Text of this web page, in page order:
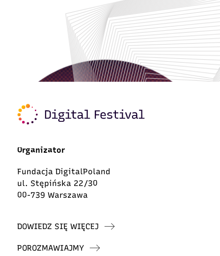
Organizator
Fundacja DigitalPoland
ul. Stępińska 22/30
00-739 Warszawa
DOWIEDZ SIĘ WIĘCEJ
POROZMAWIAJMY